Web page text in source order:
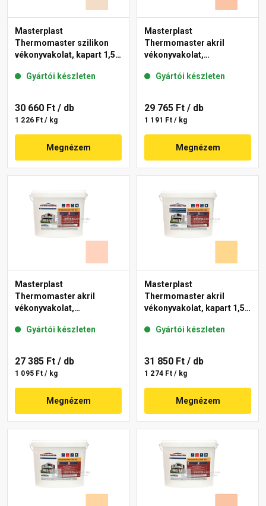
Masterplast
Thermomaster szilikon
vékonyvakolat, kapart 1,5
Gyártói készleten
30 660 Ft / db
1 226 Ft / kg
Megnézem
Masterplast
Thermomaster akril
vékonyvakolat,
11-D 25 kg
Gyártói készleten
29 765 Ft / db
1 191 Ft / kg
Megnézem
Masterplast
Thermomaster akril
vékonyvakolat,
15-E 25 kg
Gyártói készleten
27 385 Ft / db
1 095 Ft / kg
Megnézem
Masterplast
Thermomaster akril
vékonyvakolat, kapart 1,5
Gyártói készleten
31 850 Ft / db
1 274 Ft / kg
Megnézem